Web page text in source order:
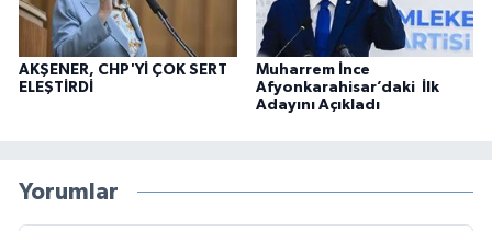
AKŞENER, CHP'Yİ ÇOK SERT
ELEŞTİRDİ
Muharrem İnce
Afyonkarahisar’daki İlk
Adayını Açıkladı
Yorumlar